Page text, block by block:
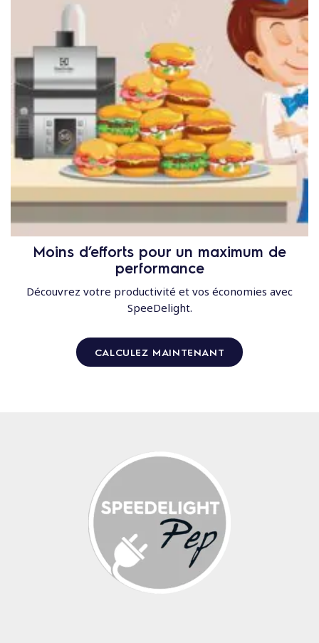
Moins d’efforts pour un maximum de
performance
Découvrez votre productivité et vos économies avec
SpeeDelight.
CALCULEZ MAINTENANT